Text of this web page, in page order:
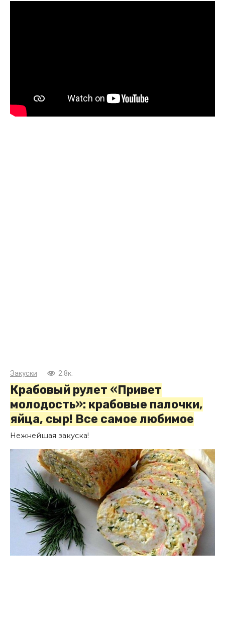
Закуски 2.8к.
Крабовый рулет «Привет
молодость»: крабовые палочки,
яйца, сыр! Все самое любимое
Нежнейшая закуска!